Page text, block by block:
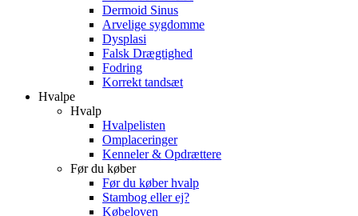
Dermoid Sinus
Arvelige sygdomme
Dysplasi
Falsk Drægtighed
Fodring
Korrekt tandsæt
Hvalpe
Hvalp
Hvalpelisten
Omplaceringer
Kenneler & Opdrættere
Før du køber
Før du køber hvalp
Stambog eller ej?
Købeloven